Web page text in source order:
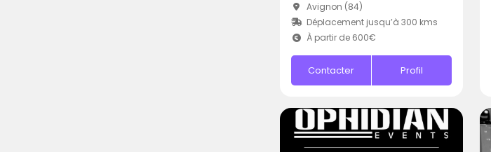
Avignon (84)
Déplacement jusqu’à 300 kms
À partir de 600€
Contacter Profil